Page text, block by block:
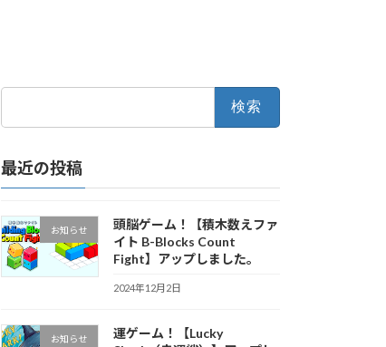
最近の投稿
お知らせ
頭脳ゲーム！【積木数えファ
イト B-Blocks Count
Fight】アップしました。
2024年12月2日
お知らせ
運ゲーム！【Lucky